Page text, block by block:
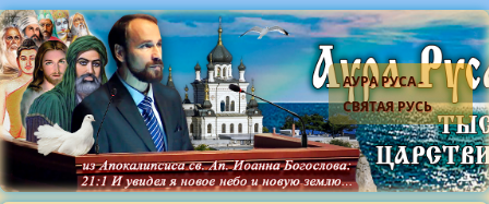
АУРА РУСА -
СВЯТАЯ РУСЬ